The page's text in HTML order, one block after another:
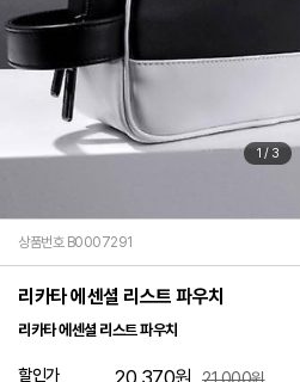
1 / 3
상품번호 B0007291
리카타 에센셜 리스트 파우치
리카타 에센셜 리스트 파우치
할인가 20,370원